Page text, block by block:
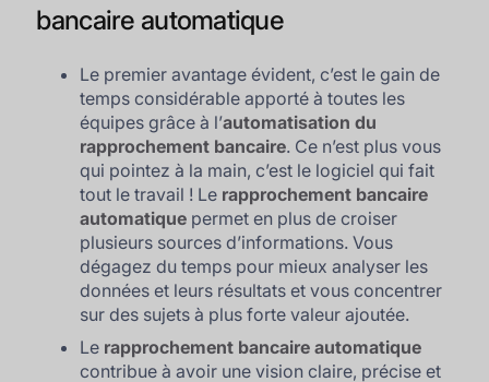
bancaire automatique
Le premier avantage évident, c’est le gain de
temps considérable apporté à toutes les
équipes grâce à l’automatisation du
rapprochement bancaire. Ce n’est plus vous
qui pointez à la main, c’est le logiciel qui fait
tout le travail ! Le rapprochement bancaire
automatique permet en plus de croiser
plusieurs sources d’informations. Vous
dégagez du temps pour mieux analyser les
données et leurs résultats et vous concentrer
sur des sujets à plus forte valeur ajoutée.
Le rapprochement bancaire automatique
contribue à avoir une vision claire, précise et